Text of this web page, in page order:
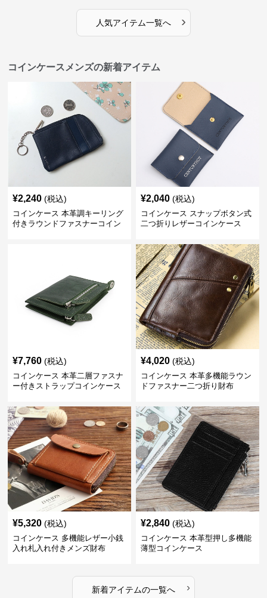
人気アイテム一覧へ ›
コインケースメンズの新着アイテム
¥2,240 (税込)
コインケース 本革調キーリング
付きラウンドファスナーコイン
¥2,040 (税込)
コインケース スナップボタン式
二つ折りレザーコインケース
¥7,760 (税込)
コインケース 本革二層ファスナ
ー付きストラップコインケース
¥4,020 (税込)
コインケース 本革多機能ラウン
ドファスナー二つ折り財布
¥5,320 (税込)
コインケース 多機能レザー小銭
入れ札入れ付きメンズ財布
¥2,840 (税込)
コインケース 本革型押し多機能
薄型コインケース
新着アイテムの一覧へ ›